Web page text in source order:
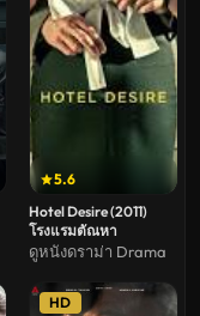
5.6
Hotel Desire (2011)
โรงแรมตัณหา
ดูหนังดราม่า Drama
HD